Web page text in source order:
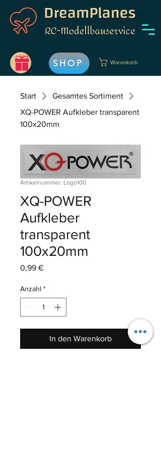
SHOP Warenkorb
Start
Gesamtes Sortiment
XQ-POWER Aufkleber transparent
100x20mm
Artikelnummer: Logo100
XQ-POWER
Aufkleber
transparent
100x20mm
0,99 €Preis
Anzahl *
In den Warenkorb